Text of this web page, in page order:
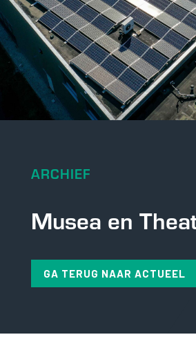
ARCHIEF
Musea en
GA TERUG NAAR ACTUEEL